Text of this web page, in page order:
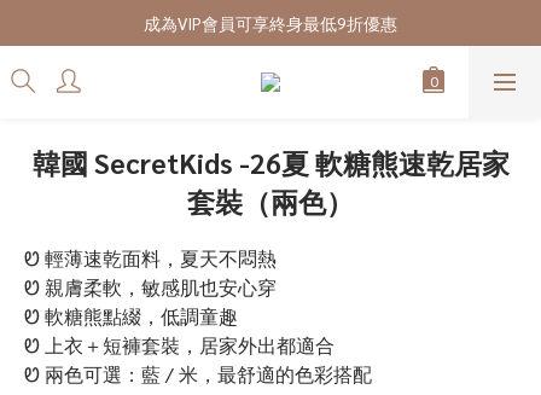
7/28-8/20 CUBi 收藏季全館買二送一
成為VIP會員可享終身最低9折優惠
7/28-8/20 CUBi 收藏季全館買二送一
韓國 SecretKids -26夏 軟糖熊速乾居家
套裝（兩色）
Ꮼ 輕薄速乾面料，夏天不悶熱
Ꮼ 親膚柔軟，敏感肌也安心穿
Ꮼ 軟糖熊點綴，低調童趣
Ꮼ 上衣＋短褲套裝，居家外出都適合
Ꮼ 兩色可選：藍 / 米，最舒適的色彩搭配